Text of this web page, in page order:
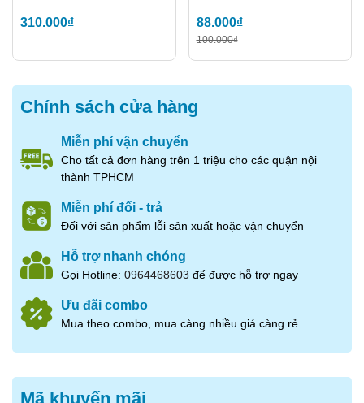
Thỏ nướng ngũ vị
310.000₫ 88.000₫
100.000₫
Chính sách cửa hàng
Miễn phí vận chuyển
Cho tất cả đơn hàng trên 1 triệu cho các quận nội
thành TPHCM
Miễn phí đổi - trả
Đối với sản phẩm lỗi sản xuất hoặc vận chuyển
Hỗ trợ nhanh chóng
Gọi Hotline: 0964468603 để được hỗ trợ ngay
Ưu đãi combo
Mua theo combo, mua càng nhiều giá càng rẻ
Mã khuyến mãi